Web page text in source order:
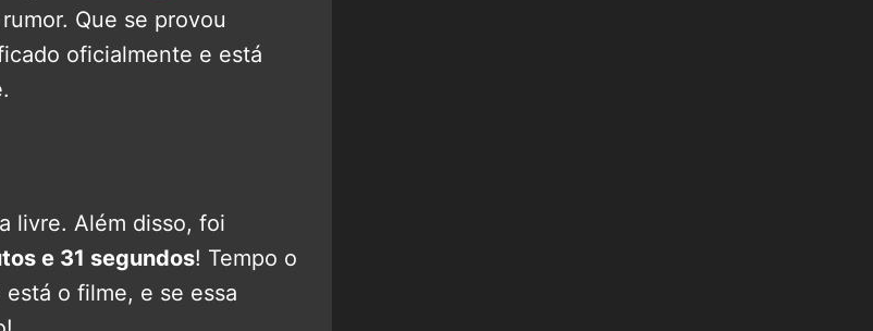
Que se provou
oficialmente e está
livre. Além disso, foi
e 31 segundos! Tempo o
o filme, e se essa